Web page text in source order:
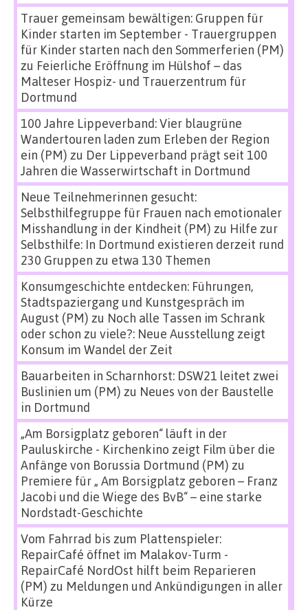
Trauer gemeinsam bewältigen: Gruppen für
Kinder starten im September - Trauergruppen
für Kinder starten nach den Sommerferien (PM)
zu Feierliche Eröffnung im Hülshof – das
Malteser Hospiz- und Trauerzentrum für
Dortmund
100 Jahre Lippeverband: Vier blaugrüne
Wandertouren laden zum Erleben der Region
ein (PM) zu Der Lippeverband prägt seit 100
Jahren die Wasserwirtschaft in Dortmund
Neue Teilnehmerinnen gesucht:
Selbsthilfegruppe für Frauen nach emotionaler
Misshandlung in der Kindheit (PM) zu Hilfe zur
Selbsthilfe: In Dortmund existieren derzeit rund
230 Gruppen zu etwa 130 Themen
Konsumgeschichte entdecken: Führungen,
Stadtspaziergang und Kunstgespräch im
August (PM) zu Noch alle Tassen im Schrank
oder schon zu viele?: Neue Ausstellung zeigt
Konsum im Wandel der Zeit
Bauarbeiten in Scharnhorst: DSW21 leitet zwei
Buslinien um (PM) zu Neues von der Baustelle
in Dortmund
„Am Borsigplatz geboren“ läuft in der
Pauluskirche - Kirchenkino zeigt Film über die
Anfänge von Borussia Dortmund (PM) zu
Premiere für „ Am Borsigplatz geboren – Franz
Jacobi und die Wiege des BvB“ – eine starke
Nordstadt-Geschichte
Vom Fahrrad bis zum Plattenspieler:
RepairCafé öffnet im Malakov-Turm -
RepairCafé NordOst hilft beim Reparieren
(PM) zu Meldungen und Ankündigungen in aller
Kürze